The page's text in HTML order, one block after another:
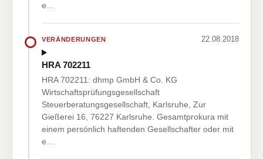
e…
VERÄNDERUNGEN 22.08.2018
HRA 702211
HRA 702211: dhmp GmbH & Co. KG
Wirtschaftsprüfungsgesellschaft
Steuerberatungsgesellschaft, Karlsruhe, Zur
Gießerei 16, 76227 Karlsruhe. Gesamtprokura mit
einem persönlich haftenden Gesellschafter oder mit
e…